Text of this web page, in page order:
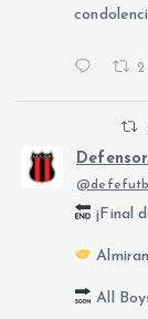
2
¡Final
All